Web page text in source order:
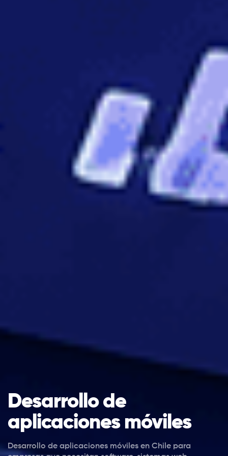
Desarrollo de
aplicaciones móviles
Desarrollo de aplicaciones móviles en Chile para